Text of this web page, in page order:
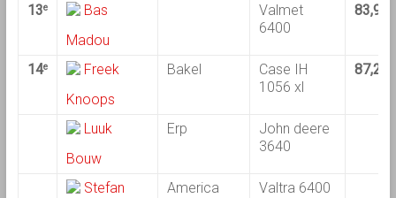
13e
Bas
Madou
Valmet
6400
83,98
14e
Freek
Knoops
Bakel
Case IH
1056 xl
87,22
Luuk
Bouw
Erp
John deere
3640
Stefan
America Valtra 6400